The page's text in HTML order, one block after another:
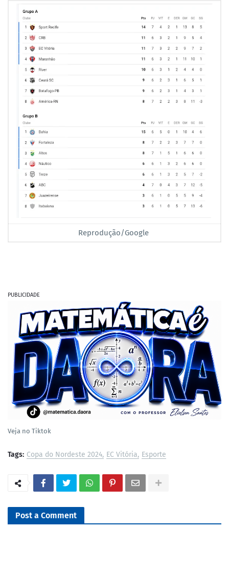
Reprodução/Google
PUBLICIDADE
Veja no Tiktok
Tags: Copa do Nordeste 2024 EC Vitória Esporte
Post a Comment